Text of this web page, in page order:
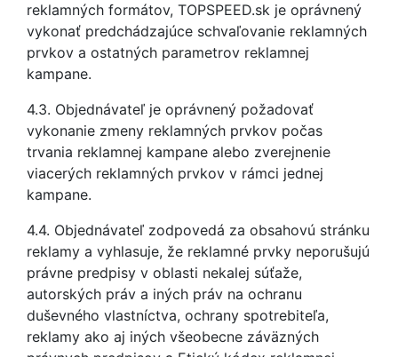
reklamných formátov, TOPSPEED.sk je oprávnený
vykonať predchádzajúce schvaľovanie reklamných
prvkov a ostatných parametrov reklamnej
kampane.
4.3. Objednávateľ je oprávnený požadovať
vykonanie zmeny reklamných prvkov počas
trvania reklamnej kampane alebo zverejnenie
viacerých reklamných prvkov v rámci jednej
kampane.
4.4. Objednávateľ zodpovedá za obsahovú stránku
reklamy a vyhlasuje, že reklamné prvky neporušujú
právne predpisy v oblasti nekalej súťaže,
autorských práv a iných práv na ochranu
duševného vlastníctva, ochrany spotrebiteľa,
reklamy ako aj iných všeobecne záväzných